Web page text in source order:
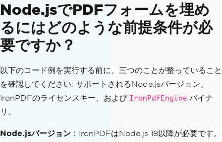
Node.jsでPDFフォームを埋め
るにはどのような前提条件が必
要ですか？
以下のコード例を実行する前に、三つのことが整っていること
を確認してください: サポートされるNode.jsバージョン、
IronPDFのライセンスキー、および
IronPdfEngine バイナ
リ。
Node.jsバージョン ：IronPDFはNode.js 18以降が必要です。